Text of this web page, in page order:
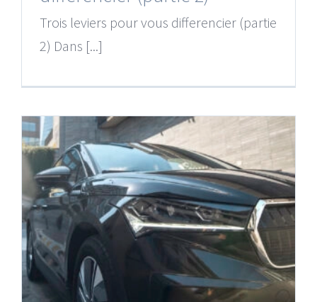
Trois leviers pour vous differencier (partie
2) Dans [...]